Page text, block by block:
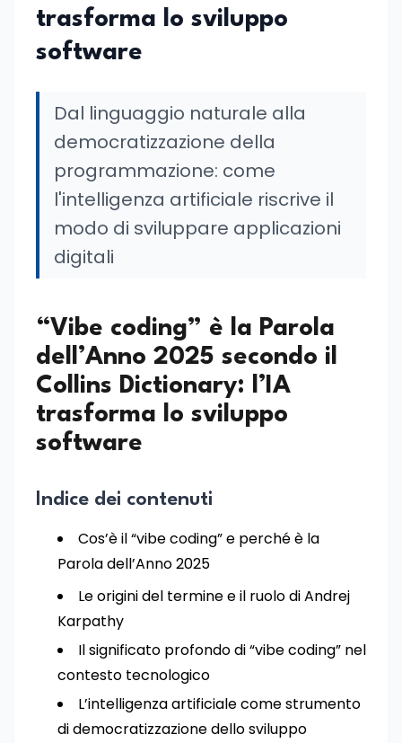
trasforma lo sviluppo
software
Dal linguaggio naturale alla
democratizzazione della
programmazione: come
l'intelligenza artificiale riscrive il
modo di sviluppare applicazioni
digitali
“Vibe coding” è la Parola
dell’Anno 2025 secondo il
Collins Dictionary: l’IA
trasforma lo sviluppo
software
Indice dei contenuti
Cos’è il “vibe coding” e perché è la
Parola dell’Anno 2025
Le origini del termine e il ruolo di Andrej
Karpathy
Il significato profondo di “vibe coding” nel
contesto tecnologico
L’intelligenza artificiale come strumento
di democratizzazione dello sviluppo